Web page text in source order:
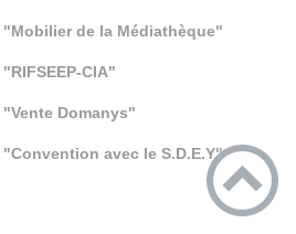
"Mobilier de la Médiathèque"
"RIFSEEP-CIA"
"Vente Domanys"
"Convention avec le S.D.E.Y"